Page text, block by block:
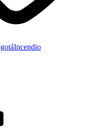
Incendio